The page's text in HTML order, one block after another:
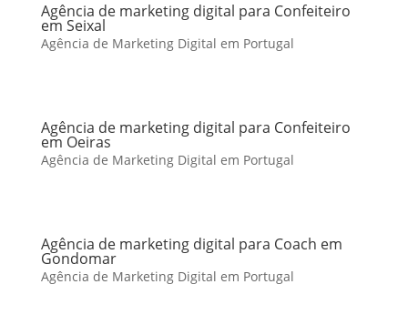
Agência de marketing digital para Confeiteiro
em Seixal
Agência de Marketing Digital em Portugal
Agência de marketing digital para Confeiteiro
em Oeiras
Agência de Marketing Digital em Portugal
Agência de marketing digital para Coach em
Gondomar
Agência de Marketing Digital em Portugal